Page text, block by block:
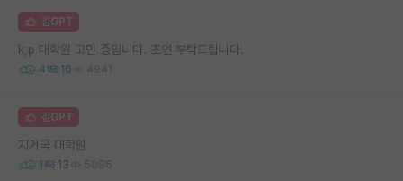
김GPT
k,p 대학원 고민 중입니다. 조언 부탁드립니다.
4 16 4941
김GPT
지거국 대학원
1 13 5096